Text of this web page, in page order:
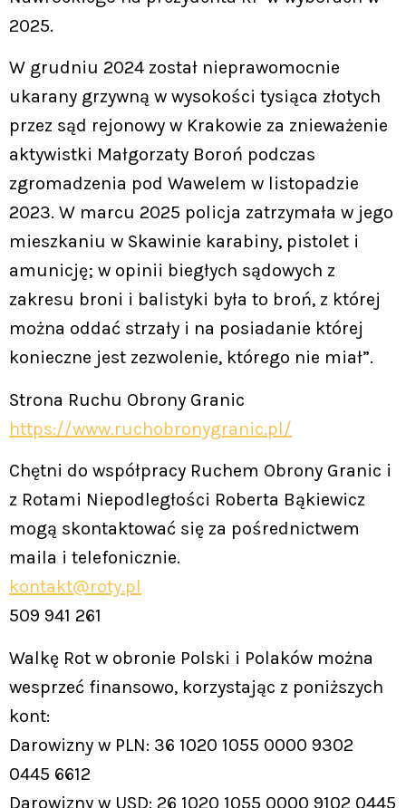
2025.
W grudniu 2024 został nieprawomocnie
ukarany grzywną w wysokości tysiąca złotych
przez sąd rejonowy w Krakowie za znieważenie
aktywistki Małgorzaty Boroń podczas
zgromadzenia pod Wawelem w listopadzie
2023. W marcu 2025 policja zatrzymała w jego
mieszkaniu w Skawinie karabiny, pistolet i
amunicję; w opinii biegłych sądowych z
zakresu broni i balistyki była to broń, z której
można oddać strzały i na posiadanie której
konieczne jest zezwolenie, którego nie miał”.
Strona Ruchu Obrony Granic
https://www.ruchobronygranic.pl/
Chętni do współpracy Ruchem Obrony Granic i
z Rotami Niepodległości Roberta Bąkiewicz
mogą skontaktować się za pośrednictwem
maila i telefonicznie.
kontakt@roty.pl
509 941 261
Walkę Rot w obronie Polski i Polaków można
wesprzeć finansowo, korzystając z poniższych
kont:
Darowizny w PLN: 36 1020 1055 0000 9302
0445 6612
Darowizny w USD: 26 1020 1055 0000 9102 0445